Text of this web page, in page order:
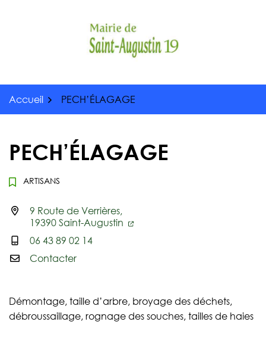
Accueil PECH’ÉLAGAGE
PECH’ÉLAGAGE
ARTISANS
Infos utiles
9 Route de Verrières,
19390 Saint-Augustin
06 43 89 02 14
Contacter
Démontage, taille d’arbre, broyage des déchets,
débroussaillage, rognage des souches, tailles de haies